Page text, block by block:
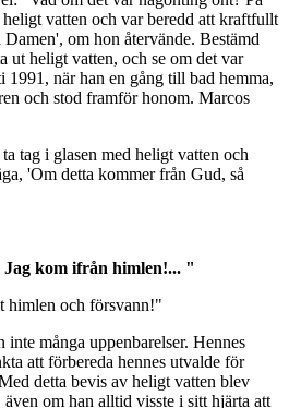
vatten och var beredd att kraftfullt
om hon återvände. Bestämd
ut heligt vatten, och se om det var
1991, när han en gång till bad hemma,
och stod framför honom. Marcos
tag i glasen med heligt vatten och
'Om detta kommer från Gud, så
kom ifrån himlen!... "
himlen och försvann!"
många uppenbarelser. Hennes
att förbereda hennes utvalde för
detta bevis av heligt vatten blev
om han alltid visste i sitt hjärta att